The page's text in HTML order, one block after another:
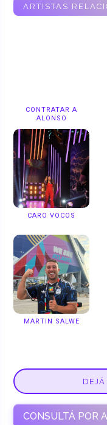
ARTISTAS
CONTRATAR A
ALONSO
CARO VOCOS
MARTIN SALWE
CONSULTÁ POR